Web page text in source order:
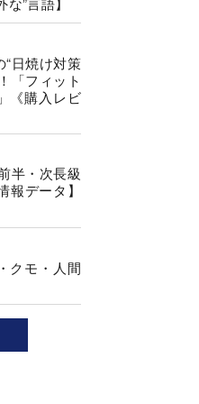
“日焼け対策
「フィット
《購入レビ
半・次長級
報データ】
クモ・人間